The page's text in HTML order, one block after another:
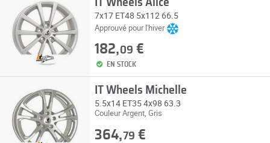
IT Wheels Alice
7x17 ET48 5x112 66.5
Approuvé pour l'hiver
182,09 €
EN STOCK
IT Wheels Michelle
5.5x14 ET35 4x98 63.3
Couleur Argent, Gris
364,79 €